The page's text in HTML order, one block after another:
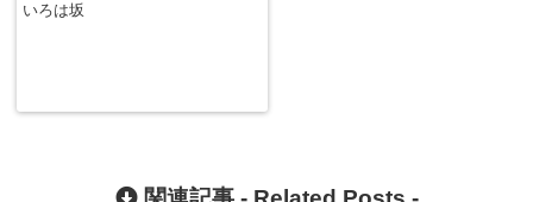
いろは坂